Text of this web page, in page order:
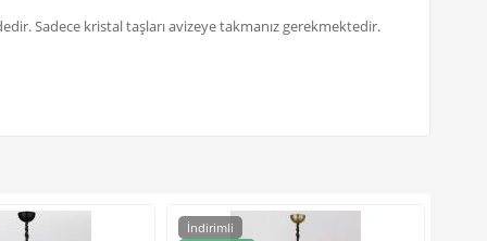
Sadece kristal taşları avizeye takmanız gerekmektedir.
İndirimli